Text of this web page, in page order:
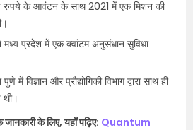
के आवंटन के साथ 2021 में एक मिशन की
मध्य प्रदेश में एक क्वांटम अनुसंधान सुविधा
में विज्ञान और प्रौद्योगिकी विभाग द्वारा साथ ही
थी।
के लिए, यहाँ पढ़िए: Quantum